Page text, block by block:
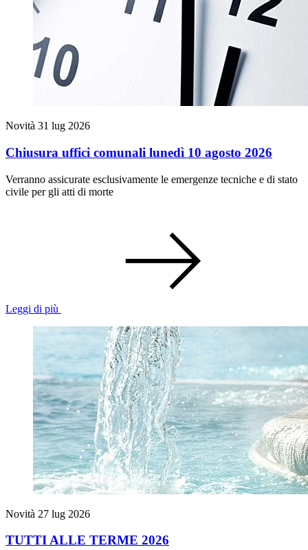
Novità 31 lug 2026
Chiusura uffici comunali lunedì 10 agosto 2026
Verranno assicurate esclusivamente le emergenze tecniche e di stato
civile per gli atti di morte
Leggi di più
Novità 27 lug 2026
TUTTI ALLE TERME 2026